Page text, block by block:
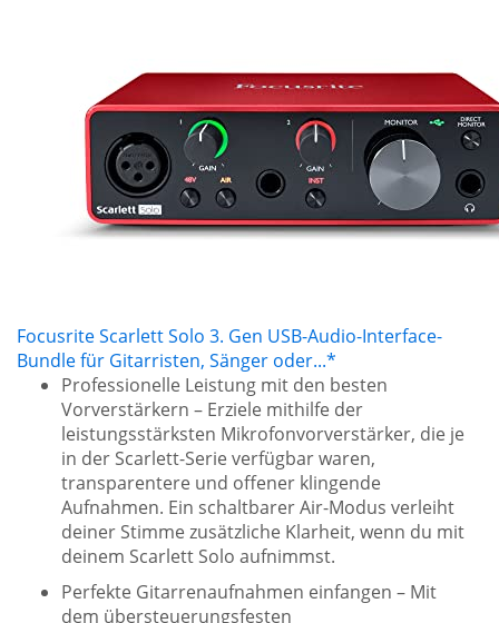
Focusrite Scarlett Solo 3. Gen USB-Audio-Interface-
Bundle für Gitarristen, Sänger oder...*
Professionelle Leistung mit den besten
Vorverstärkern – Erziele mithilfe der
leistungsstärksten Mikrofonvorverstärker, die je
in der Scarlett-Serie verfügbar waren,
transparentere und offener klingende
Aufnahmen. Ein schaltbarer Air-Modus verleiht
deiner Stimme zusätzliche Klarheit, wenn du mit
deinem Scarlett Solo aufnimmst.
Perfekte Gitarrenaufnahmen einfangen – Mit
dem übersteuerungsfesten